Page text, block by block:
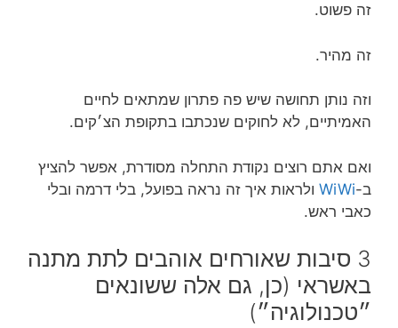
זה פשוט.
זה מהיר.
וזה נותן תחושה שיש פה פתרון שמתאים לחיים
האמיתיים, לא לחוקים שנכתבו בתקופת הצ׳קים.
ואם אתם רוצים נקודת התחלה מסודרת, אפשר להציץ
ב-WiWi ולראות איך זה נראה בפועל, בלי דרמה ובלי
כאבי ראש.
3 סיבות שאורחים אוהבים לתת מתנה
באשראי (כן, גם אלה ששונאים
״טכנולוגיה״)